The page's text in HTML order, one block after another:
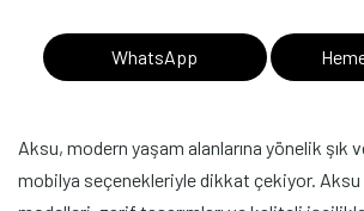
WhatsApp
Aksu, modern yaşam alanlarına yönelik şık
mobilya seçenekleriyle dikkat çekiyor.